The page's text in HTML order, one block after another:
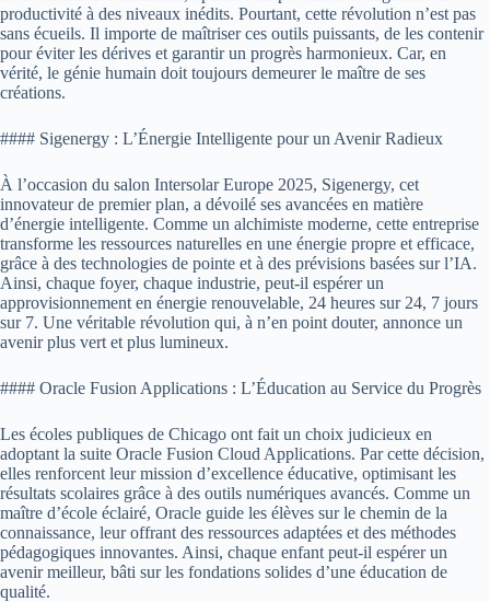
productivité à des niveaux inédits. Pourtant, cette révolution n’est pas
sans écueils. Il importe de maîtriser ces outils puissants, de les contenir
pour éviter les dérives et garantir un progrès harmonieux. Car, en
vérité, le génie humain doit toujours demeurer le maître de ses
créations.
#### Sigenergy : L’Énergie Intelligente pour un Avenir Radieux
À l’occasion du salon Intersolar Europe 2025, Sigenergy, cet
innovateur de premier plan, a dévoilé ses avancées en matière
d’énergie intelligente. Comme un alchimiste moderne, cette entreprise
transforme les ressources naturelles en une énergie propre et efficace,
grâce à des technologies de pointe et à des prévisions basées sur l’IA.
Ainsi, chaque foyer, chaque industrie, peut-il espérer un
approvisionnement en énergie renouvelable, 24 heures sur 24, 7 jours
sur 7. Une véritable révolution qui, à n’en point douter, annonce un
avenir plus vert et plus lumineux.
#### Oracle Fusion Applications : L’Éducation au Service du Progrès
Les écoles publiques de Chicago ont fait un choix judicieux en
adoptant la suite Oracle Fusion Cloud Applications. Par cette décision,
elles renforcent leur mission d’excellence éducative, optimisant les
résultats scolaires grâce à des outils numériques avancés. Comme un
maître d’école éclairé, Oracle guide les élèves sur le chemin de la
connaissance, leur offrant des ressources adaptées et des méthodes
pédagogiques innovantes. Ainsi, chaque enfant peut-il espérer un
avenir meilleur, bâti sur les fondations solides d’une éducation de
qualité.